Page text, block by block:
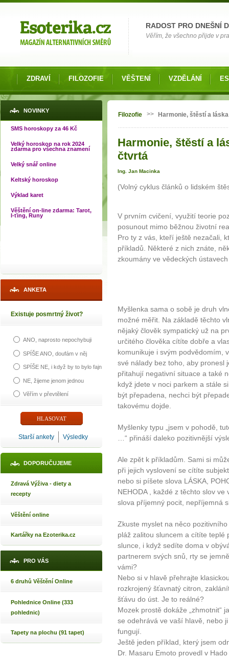
RADOST PRO DNEŠNÍ
Věřím, že všechno přijde v
ZDRAVÍ FILOZOFIE VĚŠTENÍ VZDĚLÁNÍ
NOVINKY
SMS horoskopy za 46 Kč
Velký horoskop na rok 2024
zdarma pro všechna znamení
Velký snář online
Keltský horoskop
Výklad karet
Věštění on-line zdarma: Tarot,
I-ťing, Runy
ANKETA
Existuje posmrtný život?
ANO, naprosto nepochybuji
SPÍŠE ANO, doufám v něj
SPÍŠE NE, i když by to bylo fajn
NE, žijeme jenom jednou
Věřím v převtělení
Starší ankety Výsledky
DOPORUČUJEME
Zdravá Výživa - diety a
recepty
Věštění online
Kartářky na Ezoterika.cz
PRO VÁS
6 druhů Věštění Online
Pohlednice Online (333
pohlednic)
Tapety na plochu (91 tapet)
Jste zde
Filozofie >> Harmonie, štěstí a láska
Harmonie, štěstí a
čtvrtá
Ing. Jan Macinka
(Volný cyklus článků o lidském
V prvním cvičení, využití teorie
posunout mimo běžnou životní
Pro ty z vás, kteří ještě nezačali,
příkladů. Některé z nich znáte,
zkoumány ve vědeckých
Myšlenka sama o sobě je druh
možné měřit. Na základě těchto
nějaký člověk sympatický už na
určitého člověka cítíte dobře a
komunikuje i svým podvědomím,
své nálady bez toho, aby pronesl
přitahují negativní situace a také
když jdete v noci parkem a stále
být přepadena, nechci být
takovému dojde.
Myšlenky typu „jsem v pohodě,
…“ přináší daleko pozitivnější
Ale zpět k příkladům. Sami si
při jejich vyslovení se cítíte
nebo si píšete slova LÁSKA,
NEHODA , každé z těchto slov
slova příjemný pocit, nepříjemná
Zkuste myslet na něco
pláž zalitou sluncem a cítíte teplé
slunce, i když sedíte doma v
partnerem svých snů, rty se
vámi?
Nebo si v hlavě přehrajte
rozkrojený šťavnatý citron,
šťávu do úst. Je to reálné?
Mozek prostě dokáže „zhmotnit“
se odehrává ve vaší hlavě, nebo
fungují.
Ještě jeden příklad, který jsem
Dr. Masaru Emoto provedl v